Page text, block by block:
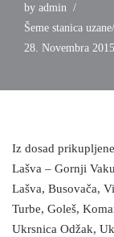
by admin
Šeme stanica
28. Novembra 2015.
Iz dosad
Lašva – Gornji
Lašva, Busovača,
Turbe, Goleš,
Ukrsnica Odžak,